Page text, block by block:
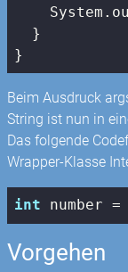
  }
}
Beim Ausdruck
String ist nun in
Das folgende
Wrapper-Klasse
int number
Vorgehen